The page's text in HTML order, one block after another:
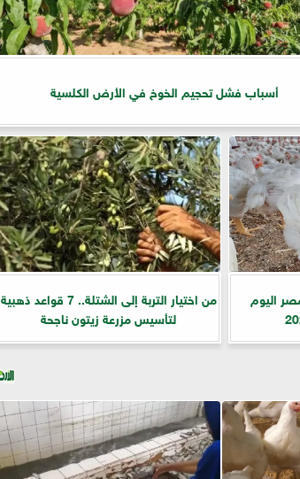
أسباب فشل تحجيم الخوخ في الأرض الكلسية
اليوم
من اختيار التربة إلى الشتلة.. 7 قواعد ذهبية
لتأسيس مزرعة زيتون ناجحة